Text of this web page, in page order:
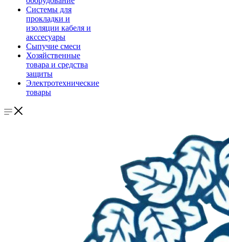
Системы для
прокладки и
изоляции кабеля и
акссесуары
Сыпучие смеси
Хозяйственные
товара и средства
защиты
Электротехнические
товары